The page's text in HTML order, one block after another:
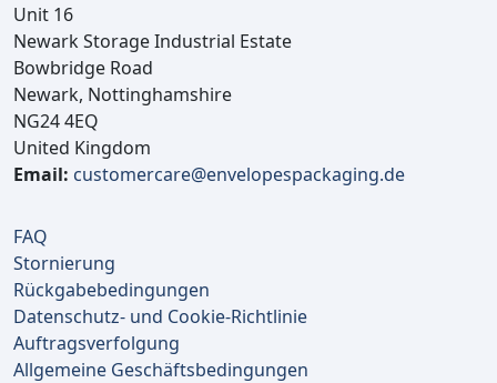
Unit 16
Newark Storage Industrial Estate
Bowbridge Road
Newark, Nottinghamshire
NG24 4EQ
United Kingdom
Email: customercare@envelopespackaging.de
FAQ
Stornierung
Rückgabebedingungen
Datenschutz- und Cookie-Richtlinie
Auftragsverfolgung
Allgemeine Geschäftsbedingungen